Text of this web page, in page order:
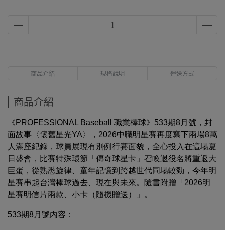
商品介紹 規格說明 運送方式
商品介紹
《PROFESSIONAL Baseball 職業棒球》533期8月號，封
面故事〈懷舊星光YA〉，2026中職明星賽再度寫下兩場8萬
人滿座紀錄，球員展現有別例行賽面貌，全心投入在這場夏
日盛會，比賽特殊環節「傳奇球星卡」召喚退役名將重返大
巨蛋，從熟悉旋律、童年記憶到跨越世代同場較勁，今年明
星賽串起台灣棒球過去、現在與未來。隨書附贈「2026明
星賽明信片兩款、小卡（隨機贈送）」。
533期8月號內容：